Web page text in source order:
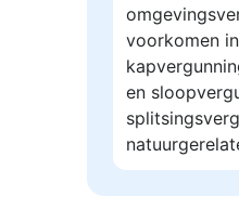
voorkomen
en